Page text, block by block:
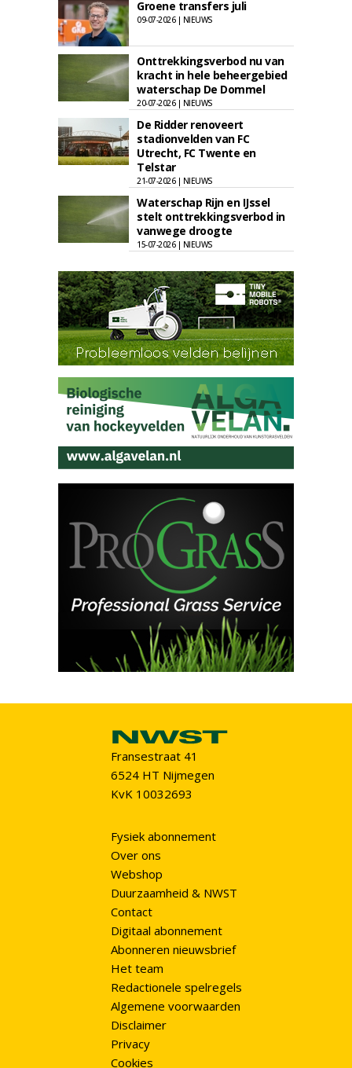
Groene transfers juli
09-07-2026 | NIEUWS
Onttrekkingsverbod nu van
kracht in hele beheergebied
waterschap De Dommel
20-07-2026 | NIEUWS
De Ridder renoveert
stadionvelden van FC
Utrecht, FC Twente en
Telstar
21-07-2026 | NIEUWS
Waterschap Rijn en IJssel
stelt onttrekkingsverbod in
vanwege droogte
15-07-2026 | NIEUWS
Fransestraat 41
6524 HT Nijmegen
KvK 10032693
Fysiek abonnement
Over ons
Webshop
Duurzaamheid & NWST
Contact
Digitaal abonnement
Abonneren nieuwsbrief
Het team
Redactionele spelregels
Algemene voorwaarden
Disclaimer
Privacy
Cookies